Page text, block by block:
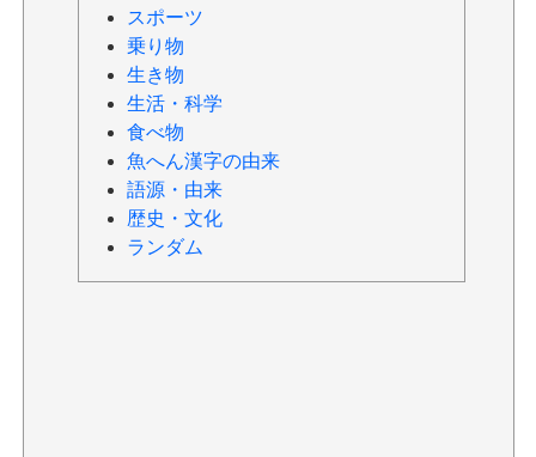
スポーツ
乗り物
生き物
生活・科学
食べ物
魚へん漢字の由来
語源・由来
歴史・文化
ランダム